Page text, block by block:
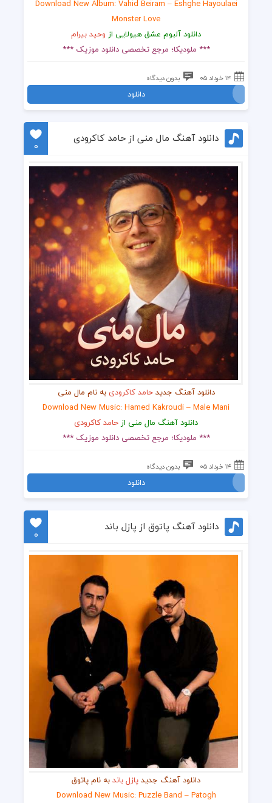
Download New Album: Vahid Beiram – Eshghe Hayoulaei
Monster Love
دانلود آلبوم عشق هیولایی از وحید بیرام
*** ملودیکا؛ مرجع تخصصی دانلود موزیک ***
۱۴ خرداد ۰۵ بدون دیدگاه
دانلود
دانلود آهنگ مال منی از حامد کاکرودی
0
دانلود آهنگ جدیدحامد کاکرودی به نام مال منی
Download New Music: Hamed Kakroudi – Male Mani
دانلود آهنگ مال منی از حامد کاکرودی
*** ملودیکا؛ مرجع تخصصی دانلود موزیک ***
۱۴ خرداد ۰۵ بدون دیدگاه
دانلود
دانلود آهنگ پاتوق از پازل باند
0
دانلود آهنگ جدیدپازل باندبه نام پاتوق
Download New Music: Puzzle Band – Patogh